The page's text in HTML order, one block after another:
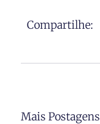
Compartilhe:
Mais Postagens